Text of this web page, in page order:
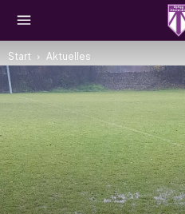
Start Aktuelles